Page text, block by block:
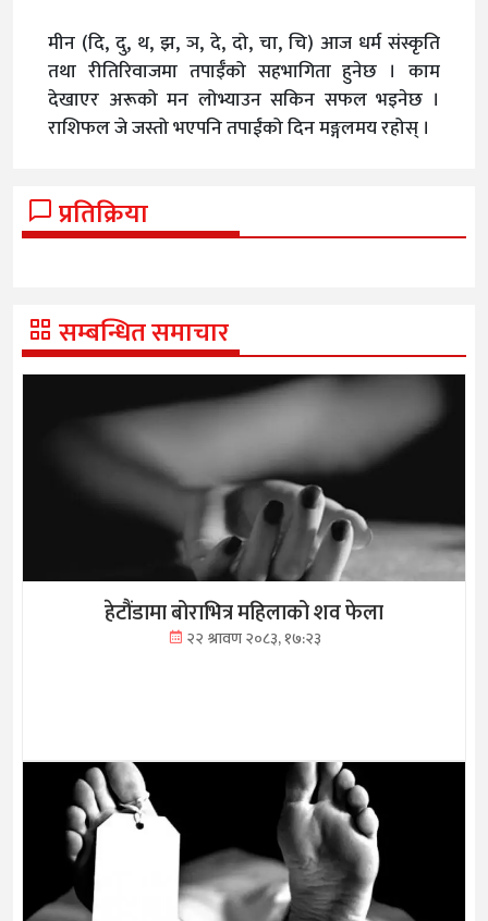
मीन (दि, दु, थ, झ, ञ, दे, दो, चा, चि) आज धर्म संस्कृति
तथा रीतिरिवाजमा तपाईँको सहभागिता हुनेछ । काम
देखाएर अरूको मन लोभ्याउन सकिन सफल भइनेछ ।
राशिफल जे जस्तो भएपनि तपाईंको दिन मङ्गलमय रहोस् ।
प्रतिक्रिया
सम्बन्धित समाचार
हेटौंडामा बोराभित्र महिलाको शव फेला
२२ श्रावण २०८३, १७:२३